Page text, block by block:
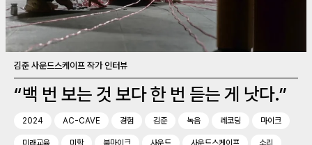
김준 사운드스케이프 작가 인터뷰
“백 번 보는 것 보다 한 번 듣는 게 낫다.”
2024 AC-CAVE 경험 김준 녹음 레코딩 마이크
미래교육 미학 붐마이크 사운드 사운드스케이프 소리